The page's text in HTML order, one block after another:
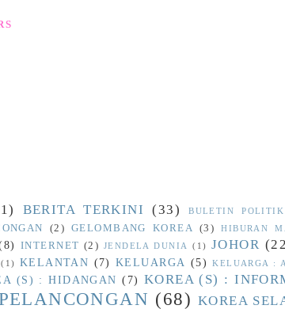
BERITA TERKINI (33) BULETIN POLITIK
(2) GELOMBANG KOREA (3) HIBURAN
INTERNET (2) JENDELA DUNIA (1) JOHOR
(1) KELANTAN (7) KELUARGA (5) KELUARGA :
(S) : HIDANGAN (7) KOREA (S) :
(68) KOREA